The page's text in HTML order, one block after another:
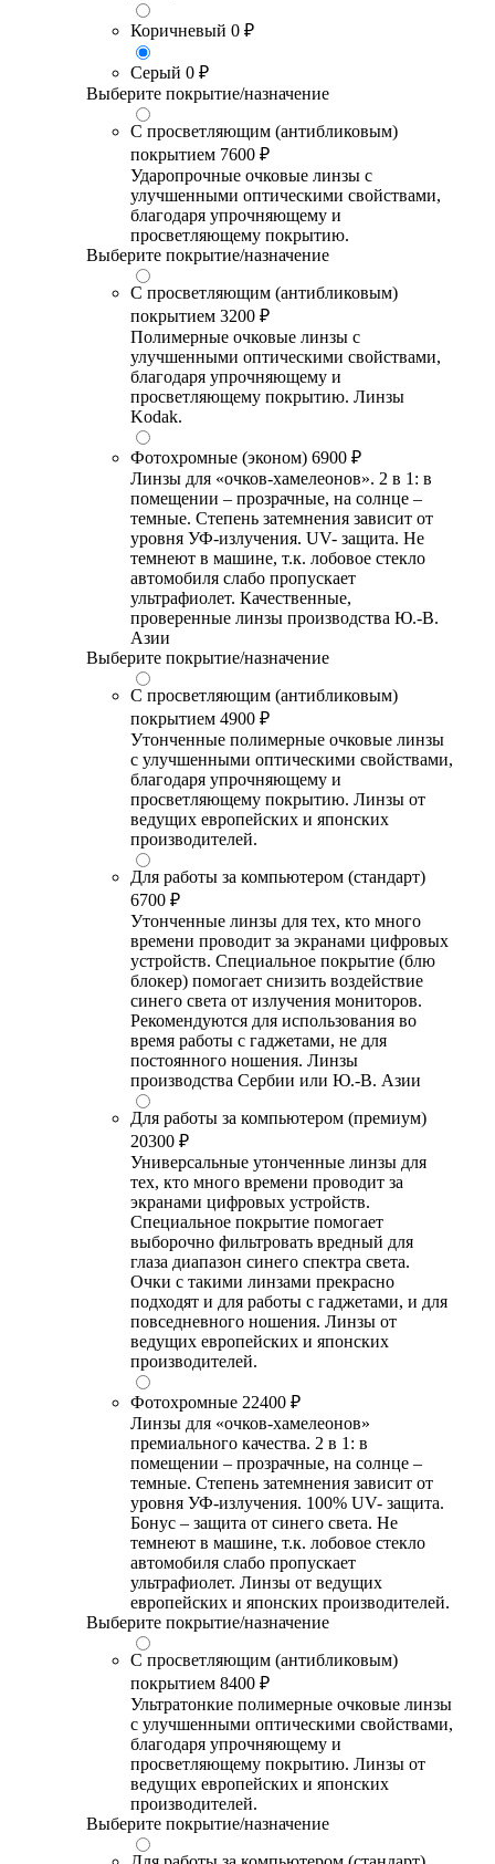
Коричневый 0 ₽
Серый 0 ₽
Выберите покрытие/назначение
С просветляющим (антибликовым)
покрытием 7600 ₽
Ударопрочные очковые линзы с
улучшенными оптическими свойствами,
благодаря упрочняющему и
просветляющему покрытию.
Выберите покрытие/назначение
С просветляющим (антибликовым)
покрытием 3200 ₽
Полимерные очковые линзы с
улучшенными оптическими свойствами,
благодаря упрочняющему и
просветляющему покрытию. Линзы
Kodak.
Фотохромные (эконом) 6900 ₽
Линзы для «очков-хамелеонов». 2 в 1: в
помещении – прозрачные, на солнце –
темные. Степень затемнения зависит от
уровня УФ-излучения. UV- защита. Не
темнеют в машине, т.к. лобовое стекло
автомобиля слабо пропускает
ультрафиолет. Качественные,
проверенные линзы производства Ю.-В.
Азии
Выберите покрытие/назначение
С просветляющим (антибликовым)
покрытием 4900 ₽
Утонченные полимерные очковые линзы
с улучшенными оптическими свойствами,
благодаря упрочняющему и
просветляющему покрытию. Линзы от
ведущих европейских и японских
производителей.
Для работы за компьютером (стандарт)
6700 ₽
Утонченные линзы для тех, кто много
времени проводит за экранами цифровых
устройств. Специальное покрытие (блю
блокер) помогает снизить воздействие
синего света от излучения мониторов.
Рекомендуются для использования во
время работы с гаджетами, не для
постоянного ношения. Линзы
производства Сербии или Ю.-В. Азии
Для работы за компьютером (премиум)
20300 ₽
Универсальные утонченные линзы для
тех, кто много времени проводит за
экранами цифровых устройств.
Специальное покрытие помогает
выборочно фильтровать вредный для
глаза диапазон синего спектра света.
Очки с такими линзами прекрасно
подходят и для работы с гаджетами, и для
повседневного ношения. Линзы от
ведущих европейских и японских
производителей.
Фотохромные 22400 ₽
Линзы для «очков-хамелеонов»
премиального качества. 2 в 1: в
помещении – прозрачные, на солнце –
темные. Степень затемнения зависит от
уровня УФ-излучения. 100% UV- защита.
Бонус – защита от синего света. Не
темнеют в машине, т.к. лобовое стекло
автомобиля слабо пропускает
ультрафиолет. Линзы от ведущих
европейских и японских производителей.
Выберите покрытие/назначение
С просветляющим (антибликовым)
покрытием 8400 ₽
Ультратонкие полимерные очковые линзы
с улучшенными оптическими свойствами,
благодаря упрочняющему и
просветляющему покрытию. Линзы от
ведущих европейских и японских
производителей.
Выберите покрытие/назначение